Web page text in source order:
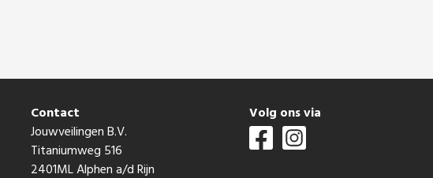
Contact
Jouwveilingen B.V.
Titaniumweg 516
2401ML Alphen a/d Rijn
Volg ons via